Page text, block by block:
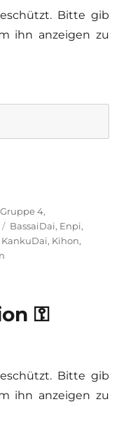
Bitte gib
ihn anzeigen zu
Kategorien
Gruppe 4,
Schlagwörter
BassaiDai, Enpi,
KankuDai, Kihon,
⚿
Bitte gib
ihn anzeigen zu